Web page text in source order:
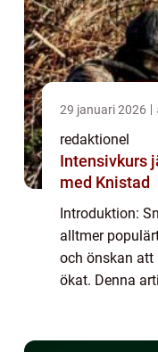
29 januari 2026
redaktionel
Intensivkurs
med Knistad
Introduktion:
alltmer
och önskan att
ökat. Denna